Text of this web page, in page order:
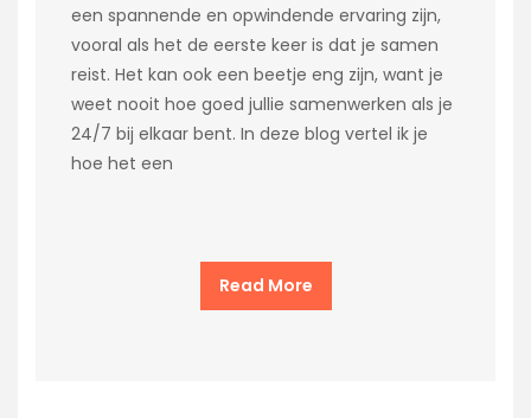
een spannende en opwindende ervaring zijn,
vooral als het de eerste keer is dat je samen
reist. Het kan ook een beetje eng zijn, want je
weet nooit hoe goed jullie samenwerken als je
24/7 bij elkaar bent. In deze blog vertel ik je
hoe het een
Read More